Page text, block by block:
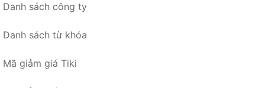
Danh sách công ty
Danh sách từ khóa
Mã giảm giá Tiki